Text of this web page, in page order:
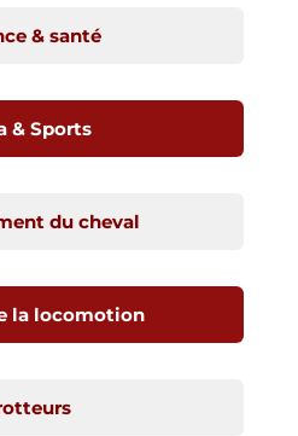
& santé
& Sports
du cheval
la locomotion